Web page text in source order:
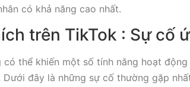
có khả năng cao nhất.
trên TikTok : Sự cố
thể khiến một số tính năng hoạt
đây là những sự cố thường gặp